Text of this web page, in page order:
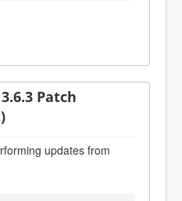
Patch
updates from